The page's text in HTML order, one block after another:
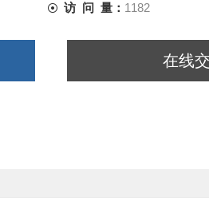
访 问 量： 1182
在线